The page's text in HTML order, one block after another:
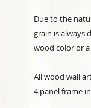
Due to the
grain is always
wood color or
All wood wall
4 panel frame